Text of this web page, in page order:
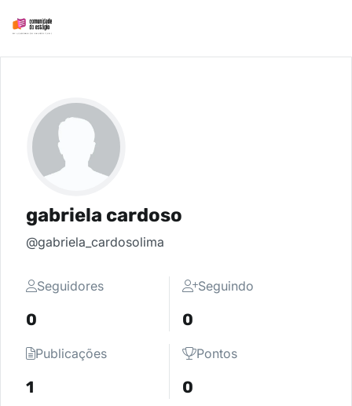
gabriela cardoso
@gabriela_cardosolima
Seguidores
0
Seguindo
0
Publicações
1
Pontos
0